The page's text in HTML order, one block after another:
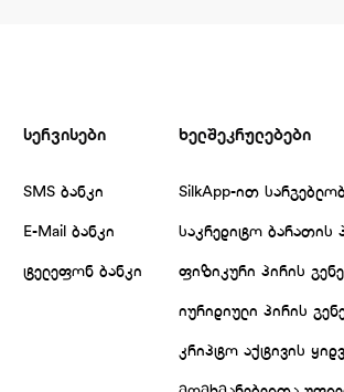
სერვისები
SMS ბანკი
E-Mail ბანკი
ტელეფონ ბანკი
ხელშეკრულებები
SilkApp-ით
საკრედიტო ბარათის
ფიზიკური პირის
იურიდიული პირის
კრიპტო აქტივის